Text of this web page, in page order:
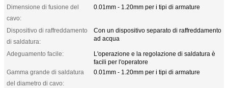
Dimensione di fusione del
cavo:
0.01mm - 1.20mm per i tipi di armature
Dispositivo di raffreddamento
di saldatura:
Con un dispositivo separato di raffreddamento
ad acqua
Adeguamento facile:
L'operazione e la regolazione di saldatura è
facili per l'operatore
Gamma grande di saldatura
del diametro di cavo:
0.01mm - 1.20mm per i tipi di armature